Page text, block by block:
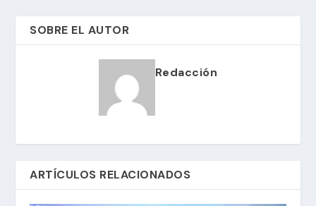
SOBRE EL AUTOR
Redacción
ARTÍCULOS RELACIONADOS